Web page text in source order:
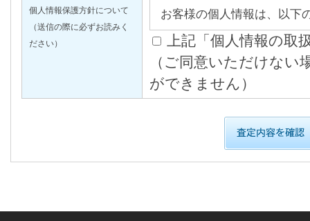
個人情報保護方針について
（送信の際に必ずお読みく
ださい）
お客様の個人情報は、以下
だきます。
1) 不動産の売買等の取引に
情報、サービス、契約後の
2) 1) の利用目的の達成の
4) 1) 3) 情報・サービス提
上記「個人情報の取
（ご同意いただけない
ができません）